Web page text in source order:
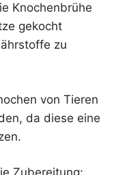
Knochenbrühe
gekocht
zu
von Tieren
da diese eine